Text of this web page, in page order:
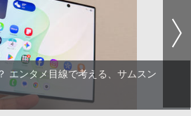
エンタメ目線で考える、サムスン